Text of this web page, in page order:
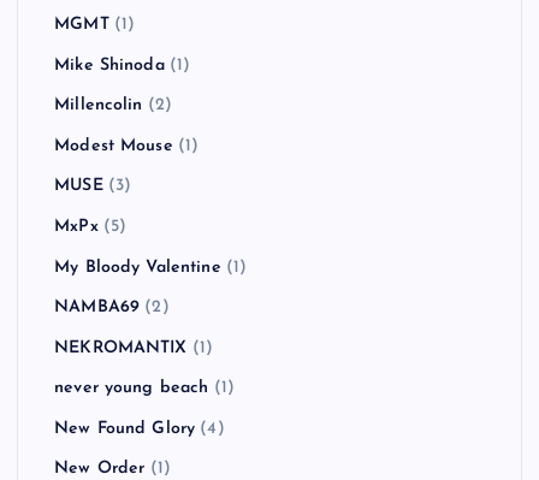
MGMT(1)
Mike Shinoda(1)
Millencolin (2)
Modest Mouse (1)
MUSE(3)
MxPx(5)
My Bloody Valentine (1)
NAMBA69 (2)
NEKROMANTIX (1)
never young beach (1)
New Found Glory (4)
New Order (1)